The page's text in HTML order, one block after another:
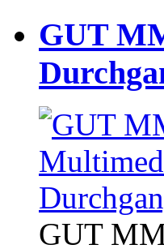
GUT
GUT